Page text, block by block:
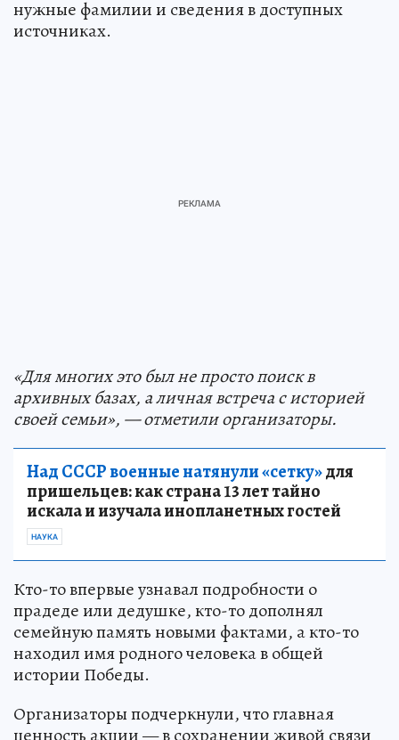
нужные фамилии и сведения в доступных
источниках.
«Для многих это был не просто поиск в
архивных базах, а личная встреча с историей
своей семьи», — отметили организаторы.
Над СССР военные натянули «сетку»для
пришельцев: как страна 13 лет тайно
искала и изучала инопланетных гостей
НАУКА
Кто-то впервые узнавал подробности о
прадеде или дедушке, кто-то дополнял
семейную память новыми фактами, а кто-то
находил имя родного человека в общей
истории Победы.
Организаторы подчеркнули, что главная